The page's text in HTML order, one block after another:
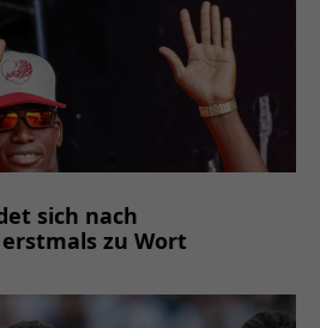
sich nach
zu Wort